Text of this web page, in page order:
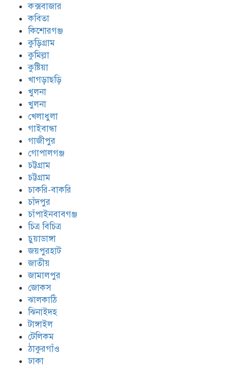
কক্সবাজার
কবিতা
কিশোরগঞ্জ
কুড়িগ্রাম
কুমিল্লা
কুষ্টিয়া
খাগড়াছড়ি
খুলনা
খুলনা
খেলাধুলা
গাইবান্ধা
গাজীপুর
গোপালগঞ্জ
চট্টগ্রাম
চট্টগ্রাম
চাকরি-বাকরি
চাঁদপুর
চাঁপাইনবাবগঞ্জ
চিত্র বিচিত্র
চুয়াডাঙ্গা
জয়পুরহাট
জাতীয়
জামালপুর
জোকস
ঝালকাঠি
ঝিনাইদহ
টাঙ্গাইল
টেলিকম
ঠাকুরগাঁও
ঢাকা